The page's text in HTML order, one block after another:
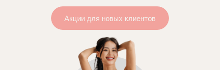
Акции для новых клиентов